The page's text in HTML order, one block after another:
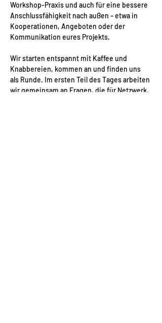
Workshop-Praxis und auch für eine bessere
Anschlussfähigkeit nach außen – etwa in
Kooperationen, Angeboten oder der
Kommunikation eures Projekts.
Wir starten entspannt mit Kaffee und
Knabbereien, kommen an und finden uns
als Runde. Im ersten Teil des Tages arbeiten
wir gemeinsam an Fragen, die für Netzwerk,